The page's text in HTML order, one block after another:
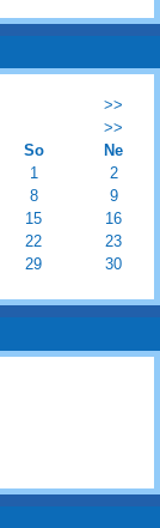
>>
>>
So
Ne
1
2
8
9
15
16
22
23
29
30